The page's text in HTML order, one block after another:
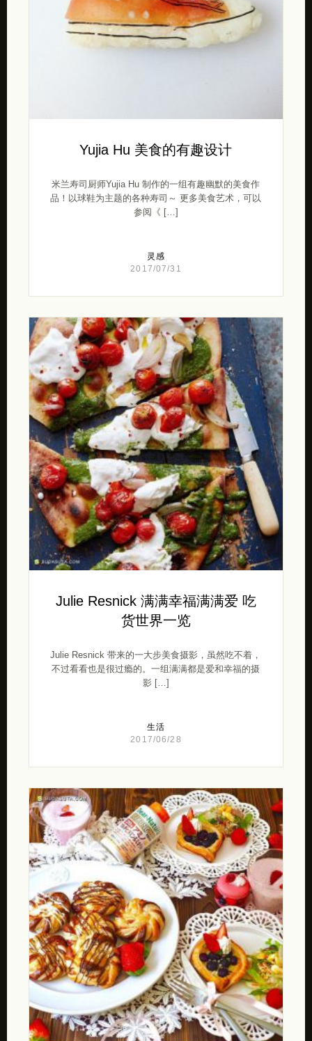
Yujia Hu 美食的有趣设计
米兰寿司厨师Yujia Hu 制作的一组有趣幽默的美食作
品！以球鞋为主题的各种寿司～ 更多美食艺术，可以
参阅《 […]
灵感
2017/07/31
Julie Resnick 满满幸福满满爱 吃
货世界一览
Julie Resnick 带来的一大步美食摄影，虽然吃不着，
不过看看也是很过瘾的。一组满满都是爱和幸福的摄
影 […]
生活
2017/06/28